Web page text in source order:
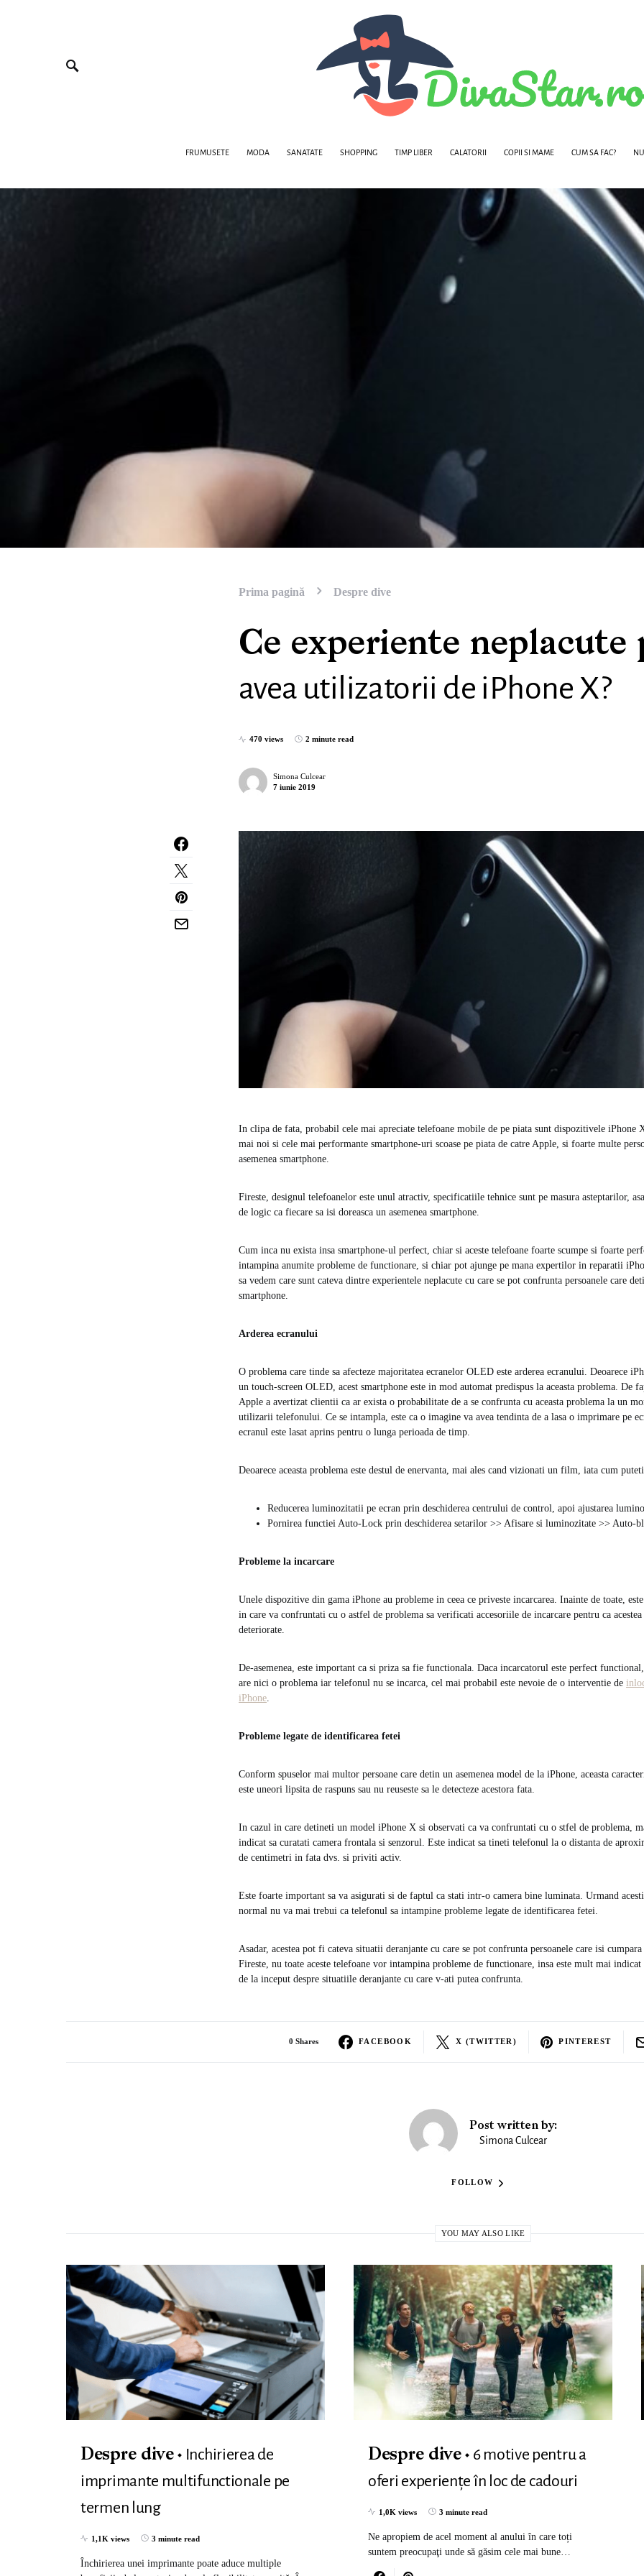
FRUMUSETE MODA SANATATE SHOPPING TIMP LIBER CALATORII COPII SI MAME CUM SA FAC?
Prima pagină Despre dive
Ce experiente neplacute
avea utilizatorii de iPhone X?
470 views 2 minute read
Simona Culcear
7 iunie 2019
In clipa de fata, probabil cele mai apreciate telefoane mobile de pe piata sunt dispozitivele iPhone
mai noi si cele mai performante smartphone-uri scoase pe piata de catre Apple, si foarte multe
asemenea smartphone.
Fireste, designul telefoanelor este unul atractiv, specificatiile tehnice sunt pe masura asteptarilor,
de logic ca fiecare sa isi doreasca un asemenea smartphone.
Cum inca nu exista insa smartphone-ul perfect, chiar si aceste telefoane foarte scumpe si foarte
intampina anumite probleme de functionare, si chiar pot ajunge pe mana expertilor in reparatii
sa vedem care sunt cateva dintre experientele neplacute cu care se pot confrunta persoanele care
smartphone.
Arderea ecranului
O problema care tinde sa afecteze majoritatea ecranelor OLED este arderea ecranului. Deoarece
un touch-screen OLED, acest smartphone este in mod automat predispus la aceasta problema. De
Apple a avertizat clientii ca ar exista o probabilitate de a se confrunta cu aceasta problema la un
utilizarii telefonului. Ce se intampla, este ca o imagine va avea tendinta de a lasa o imprimare pe
ecranul este lasat aprins pentru o lunga perioada de timp.
Deoarece aceasta problema este destul de enervanta, mai ales cand vizionati un film, iata cum
Reducerea luminozitatii pe ecran prin deschiderea centrului de control, apoi ajustarea
Pornirea functiei Auto-Lock prin deschiderea setarilor >> Afisare si luminozitate >> Auto-
Probleme la incarcare
Unele dispozitive din gama iPhone au probleme in ceea ce priveste incarcarea. Inainte de toate,
in care va confruntati cu o astfel de problema sa verificati accesoriile de incarcare pentru ca
deteriorate.
De-asemenea, este important ca si priza sa fie functionala. Daca incarcatorul este perfect
are nici o problema iar telefonul nu se incarca, cel mai probabil este nevoie de o interventie de
iPhone
Probleme legate de identificarea fetei
Conform spuselor mai multor persoane care detin un asemenea model de la iPhone, aceasta
este uneori lipsita de raspuns sau nu reuseste sa le detecteze acestora fata.
In cazul in care detineti un model iPhone X si observati ca va confruntati cu o stfel de problema,
indicat sa curatati camera frontala si senzorul. Este indicat sa tineti telefonul la o distanta de
de centimetri in fata dvs. si priviti activ.
Este foarte important sa va asigurati si de faptul ca stati intr-o camera bine luminata. Urmand
normal nu va mai trebui ca telefonul sa intampine probleme legate de identificarea fetei.
Asadar, acestea pot fi cateva situatii deranjante cu care se pot confrunta persoanele care isi
Fireste, nu toate aceste telefoane vor intampina probleme de functionare, insa este mult mai indicat
de la inceput despre situatiile deranjante cu care v-ati putea confrunta.
0 Shares FACEBOOK X (TWITTER) PINTEREST
Post written by:
Simona Culcear
FOLLOW
YOU MAY ALSO LIKE
Despre dive
Inchirierea de
imprimante multifunctionale pe
termen lung
1,1K views 3 minute read
Închirierea unei imprimante poate aduce multiple
Despre dive
6 motive pentru a
oferi experiențe în loc de cadouri
1,0K views 3 minute read
Ne apropiem de acel moment al anului în care toți
suntem preocupaţi unde să găsim cele mai bune…